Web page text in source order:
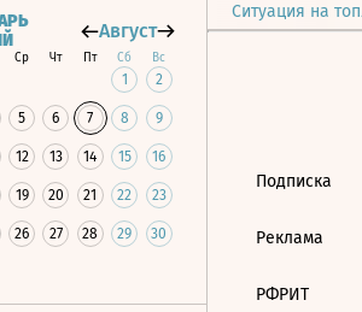
Ситуация на
Август
Ср Чт Пт Сб Вс
1 2
5 6 7 8 9
12 13 14 15 16
19 20 21 22 23
26 27 28 29 30
Подписка
Реклама
РФРИТ